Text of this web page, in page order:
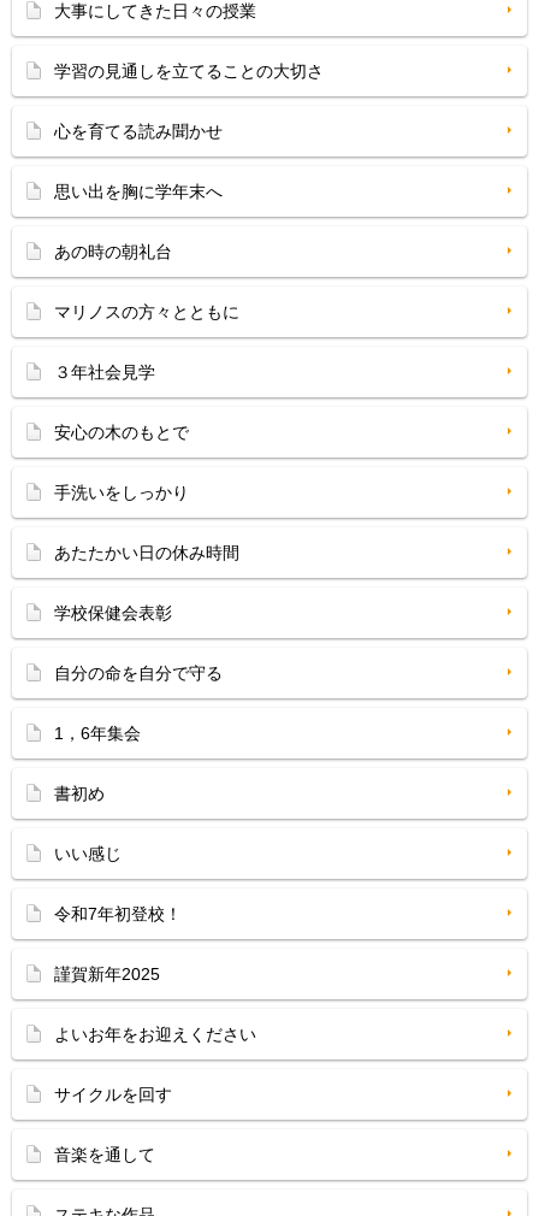
大事にしてきた日々の授業
学習の見通しを立てることの大切さ
心を育てる読み聞かせ
思い出を胸に学年末へ
あの時の朝礼台
マリノスの方々とともに
３年社会見学
安心の木のもとで
手洗いをしっかり
あたたかい日の休み時間
学校保健会表彰
自分の命を自分で守る
1，6年集会
書初め
いい感じ
令和7年初登校！
謹賀新年2025
よいお年をお迎えください
サイクルを回す
音楽を通して